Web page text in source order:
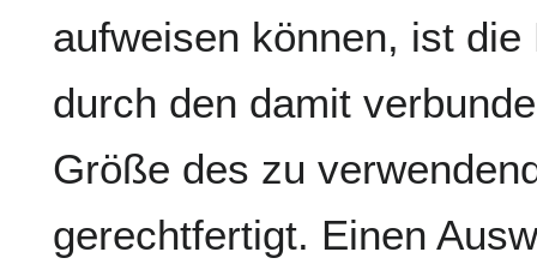
aufweisen können, ist
durch den damit
Größe des zu
gerechtfertigt. Einen